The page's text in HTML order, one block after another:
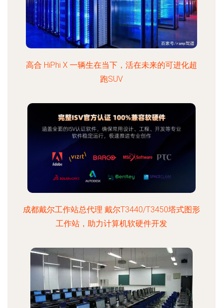
高合 HiPhi X 一辆生在当下，活在未来的可进化超
跑SUV
成都戴尔工作站总代理 戴尔T3440/T3450塔式图形
工作站，助力计算机软硬件开发